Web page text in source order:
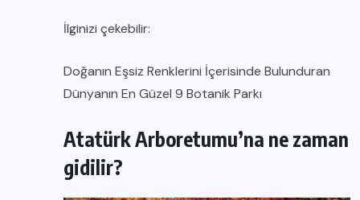
İlginizi çekebilir:
Doğanın Eşsiz Renklerini İçerisinde Bulunduran
Dünyanın En Güzel 9 Botanik Parkı
Atatürk Arboretumu’na ne zaman
gidilir?